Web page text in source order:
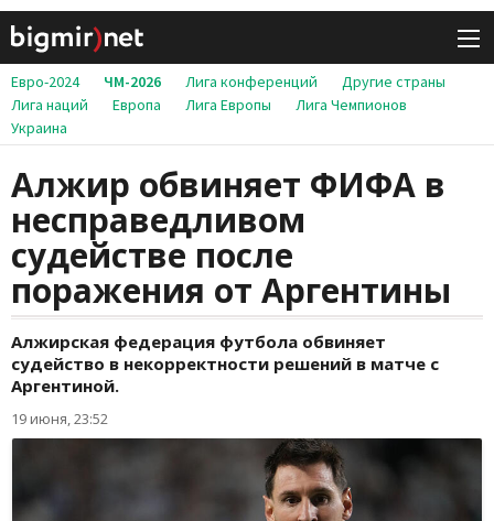
Евро-2024 ЧМ-2026 Лига конференций
Другие страны
Лига наций
Европа Лига Европы
Лига Чемпионов
Украина
Алжир обвиняет ФИФА в
несправедливом
судействе после
поражения от Аргентины
Алжирская федерация футбола обвиняет
судейство в некорректности решений в матче с
Аргентиной.
19 июня, 23:52